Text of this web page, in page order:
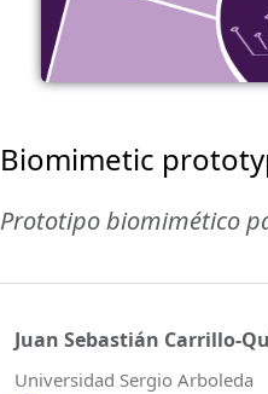
Biomimetic
Prototipo biomimético
Juan Sebastián Carrillo-
Universidad Sergio Arboleda